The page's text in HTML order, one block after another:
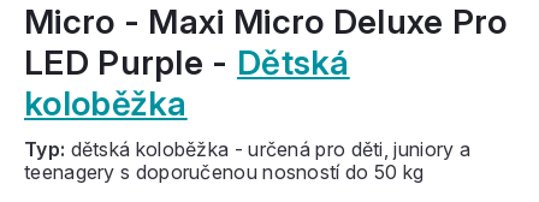
Micro - Maxi Micro Deluxe Pro
LED Purple - Dětská
koloběžka
Typ: dětská koloběžka -určená pro děti, juniory a
teenagery s doporučenou nosností do 50 kg